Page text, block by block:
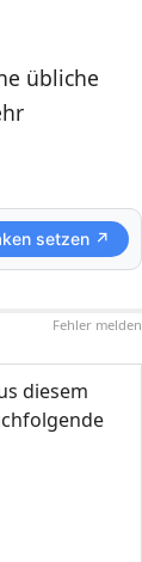
übliche
setzen ↗
Fehler melden
diesem